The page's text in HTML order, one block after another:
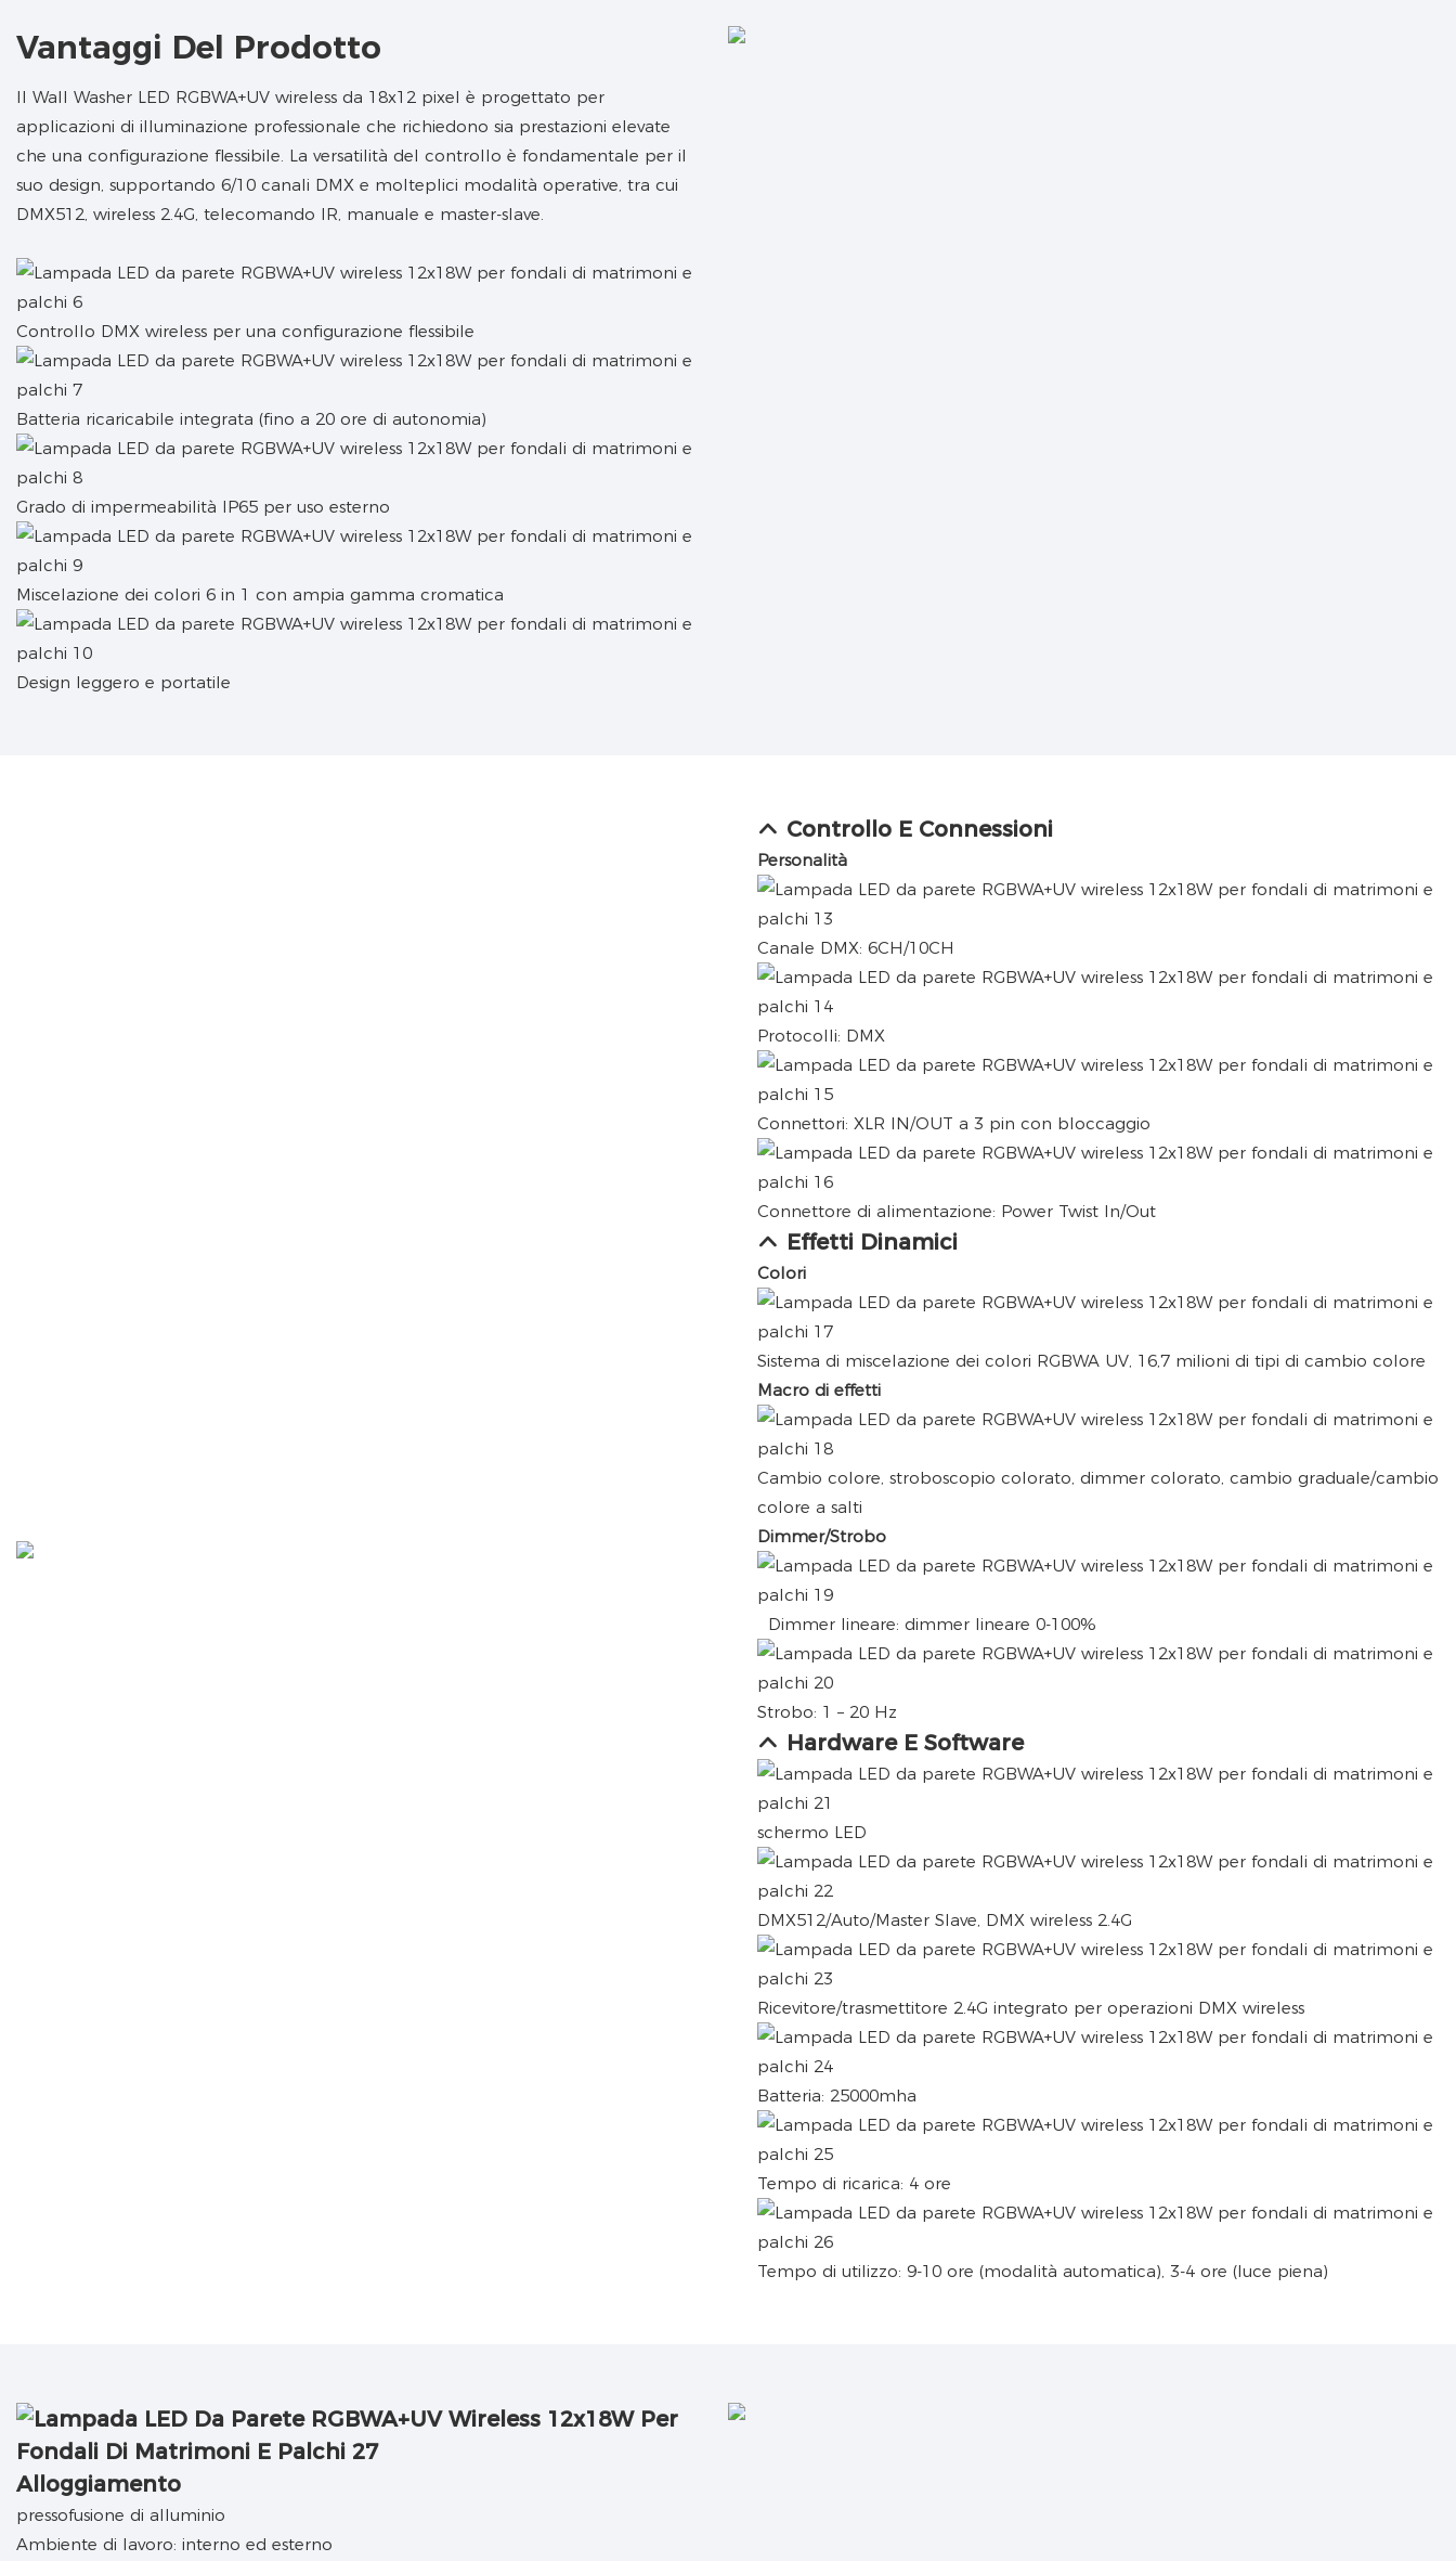
Vantaggi Del Prodotto
Il Wall Washer LED RGBWA+UV wireless da 18x12 pixel è progettato per
applicazioni di illuminazione professionale che richiedono sia prestazioni elevate
che una configurazione flessibile. La versatilità del controllo è fondamentale per il
suo design, supportando 6/10 canali DMX e molteplici modalità operative, tra cui
DMX512, wireless 2.4G, telecomando IR, manuale e master-slave.
Controllo DMX wireless per una configurazione flessibile
Batteria ricaricabile integrata (fino a 20 ore di autonomia)
Grado di impermeabilità IP65 per uso esterno
Miscelazione dei colori 6 in 1 con ampia gamma cromatica
Design leggero e portatile
Controllo E Connessioni
Personalità
Canale DMX: 6CH/10CH
Protocolli: DMX
Connettori: XLR IN/OUT a 3 pin con bloccaggio
Connettore di alimentazione: Power Twist In/Out
Effetti Dinamici
Colori
Sistema di miscelazione dei colori RGBWA UV, 16,7 milioni di tipi di cambio colore
Macro di effetti
Cambio colore, stroboscopio colorato, dimmer colorato, cambio graduale/cambio
colore a salti
Dimmer/Strobo
Dimmer lineare: dimmer lineare 0-100%
Strobo: 1 – 20 Hz
Hardware E Software
schermo LED
DMX512/Auto/Master Slave, DMX wireless 2.4G
Ricevitore/trasmettitore 2.4G integrato per operazioni DMX wireless
Batteria: 25000mha
Tempo di ricarica: 4 ore
Tempo di utilizzo: 9-10 ore (modalità automatica), 3-4 ore (luce piena)
Alloggiamento
pressofusione di alluminio
Ambiente di lavoro: interno ed esterno